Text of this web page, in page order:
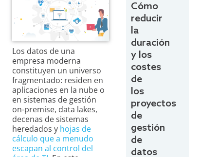
Los datos de una
empresa moderna
constituyen un universo
fragmentado: residen en
aplicaciones en la nube o
en sistemas de gestión
on-premise, data lakes,
decenas de sistemas
heredados y hojas de
cálculo que a menudo
escapan al control del
Cómo
reducir
la
duración
y los
costes
de
los
proyectos
de
gestión
de
datos